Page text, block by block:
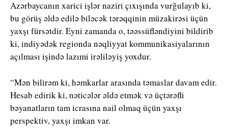
Azərbaycanın xarici işlər naziri çıxışında vurğulayıb ki,
bu görüş əldə edilə biləcək tərəqqinin müzakirəsi üçün
yaxşı fürsətdir. Eyni zamanda o, təəssüfləndiyini bildirib
ki, indiyədək regionda nəqliyyat kommunikasiyalarının
açılması işində lazımi irəliləyiş yoxdur.
“Mən bilirəm ki, həmkarlar arasında təmaslar davam edir.
Hesab edirik ki, nəticələr əldə etmək və üçtərəfli
bəyanatların tam icrasına nail olmaq üçün yaxşı
perspektiv, yaxşı imkan var.